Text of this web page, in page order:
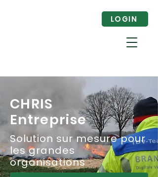
LOGIN
CHRIS
Entreprise
Solution sur mesure pour
les grandes
organisations